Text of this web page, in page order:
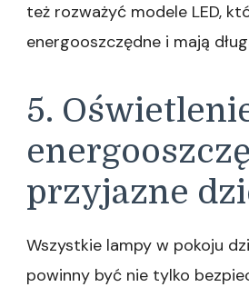
też rozważyć modele LED,
energooszczędne i mają
5.
przyjazne
Wszystkie lampy w pokoju
powinny być nie tylko